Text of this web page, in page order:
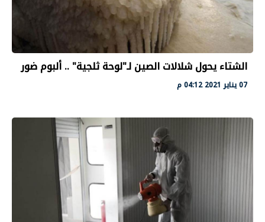
الشتاء يحول شلالات الصين لـ"لوحة ثلجية" .. ألبوم ضور
07 يناير 2021 04:12 م